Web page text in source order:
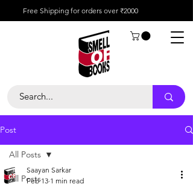
Free Shipping for orders over ₹2000
Post
All Posts
All Posts
Saayan Sarkar
Feb 13 1 min read